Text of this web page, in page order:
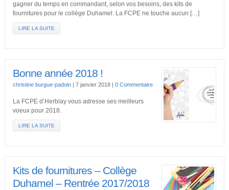
gagner du temps en commandant, selon vos besoins, des kits de
fournitures pour le collège Duhamel. La FCPE ne touche aucun […]
LIRE LA SUITE
Bonne année 2018 !
christine burgue-padoin| 7 janvier 2018 | 0 Commentaire
La FCPE d’Herblay vous adresse ses meilleurs
voeux pour 2018.
LIRE LA SUITE
Kits de fournitures – Collège
Duhamel – Rentrée 2017/2018